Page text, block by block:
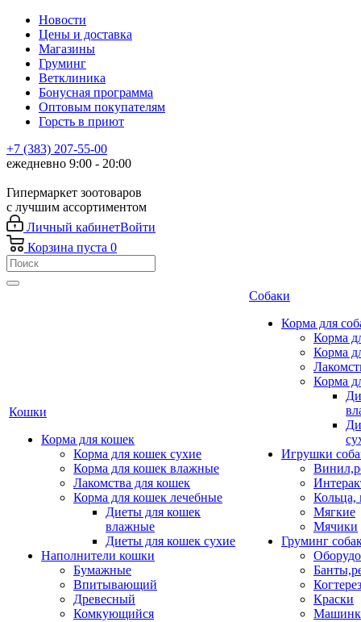
Новости
Цены и доставка
Магазины
Груминг
Ветклиника
Бонусная программа
Оптовым покупателям
Горсть в приют
+7 (383) 207-55-00
ежедневно 9:00 - 20:00
Гипермаркет зоотоваров
с лучшим ассортиментом
Личный кабинетВойти
Корзина пуста 0
Кошки
Корма для кошек
Корма для кошек сухие
Корма для кошек влажные
Лакомства для кошек
Корма для кошек лечебные
Диеты для кошек
влажные
Диеты для кошек сухие
Наполнители кошки
Бумажные
Впитывающий
Древесный
Комкующийся
Собаки
Корма для
Корма
Корма
Корма
Игрушки
Кольца,
Мягкие
Мячики
Груминг
Краски